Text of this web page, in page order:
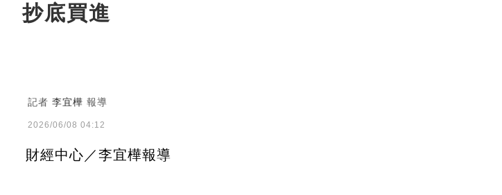
抄底買進
記者 李宜樺 報導
2026/06/08 04:12
財經中心／李宜樺報導